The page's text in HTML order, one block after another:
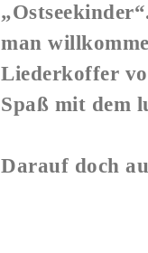
man
Liederkoffer
Spaß mit dem
Darauf doch